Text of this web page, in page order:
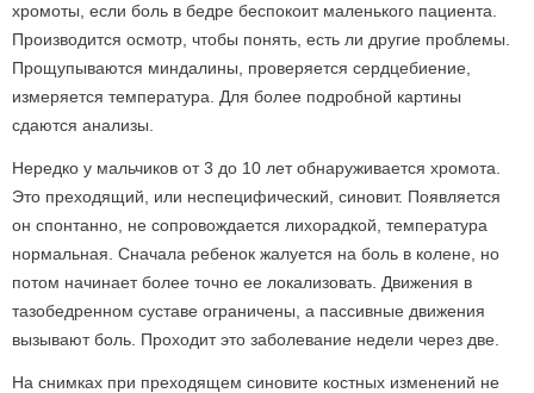
хромоты, если боль в бедре беспокоит маленького пациента.
Производится осмотр, чтобы понять, есть ли другие проблемы.
Прощупываются миндалины, проверяется сердцебиение,
измеряется температура. Для более подробной картины
сдаются анализы.
Нередко у мальчиков от 3 до 10 лет обнаруживается хромота.
Это преходящий, или неспецифический, синовит. Появляется
он спонтанно, не сопровождается лихорадкой, температура
нормальная. Сначала ребенок жалуется на боль в колене, но
потом начинает более точно ее локализовать. Движения в
тазобедренном суставе ограничены, а пассивные движения
вызывают боль. Проходит это заболевание недели через две.
На снимках при преходящем синовите костных изменений не